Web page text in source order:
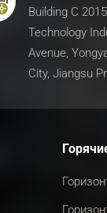
Building C
Technology
Avenue,
City, Jiangsu